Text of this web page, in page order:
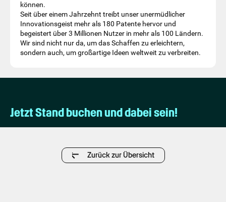
können.
Seit über einem Jahrzehnt treibt unser unermüdlicher
Innovationsgeist mehr als 180 Patente hervor und
begeistert über 3 Millionen Nutzer in mehr als 100 Ländern.
Wir sind nicht nur da, um das Schaffen zu erleichtern,
sondern auch, um großartige Ideen weltweit zu verbreiten.
Jetzt Stand buchen und dabei sein!
Zurück zur Übersicht